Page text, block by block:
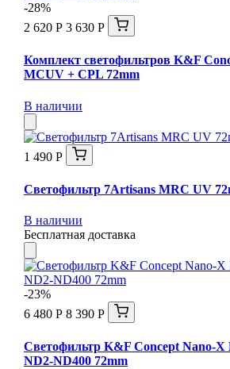
-28%
2 620 Р 3 630 Р
Комплект светофильтров K&F
MCUV + CPL 72mm
В наличии
1 490 Р
Светофильтр 7Artisans MRC UV
В наличии
Бесплатная доставка
-23%
6 480 Р 8 390 Р
Светофильтр K&F Concept Nano-X
ND2-ND400 72mm